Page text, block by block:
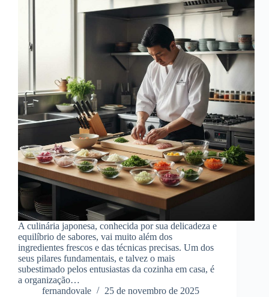
A culinária japonesa, conhecida por sua delicadeza e
equilíbrio de sabores, vai muito além dos
ingredientes frescos e das técnicas precisas. Um dos
seus pilares fundamentais, e talvez o mais
subestimado pelos entusiastas da cozinha em casa, é
a organização…
fernandovale
25 de novembro de 2025